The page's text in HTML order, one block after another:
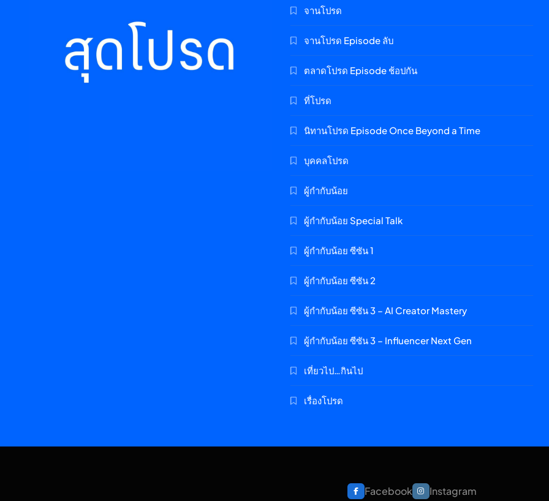
จานโปรด
จานโปรด Episode ลับ
ตลาดโปรด Episode ช้อปกัน
ที่โปรด
นิทานโปรด Episode Once Beyond a Time
บุคคลโปรด
ผู้กำกับน้อย
ผู้กำกับน้อย Special Talk
ผู้กำกับน้อย ซีซัน 1
ผู้กำกับน้อย ซีซัน 2
ผู้กำกับน้อย ซีซัน 3 – AI Creator Mastery
ผู้กำกับน้อย ซีซัน 3 – Influencer Next Gen
เที่ยวไป…กินไป
เรื่องโปรด
Facebook Instagram